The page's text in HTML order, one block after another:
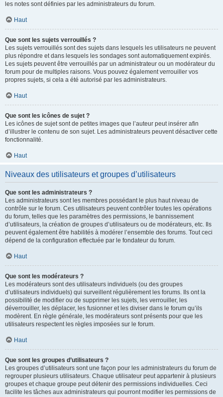
les notes sont définies par les administrateurs du forum.
Haut
Que sont les sujets verrouillés ?
Les sujets verrouillés sont des sujets dans lesquels les utilisateurs ne peuvent
plus répondre et dans lesquels les sondages sont automatiquement expirés.
Les sujets peuvent être verrouillés par un administrateur ou un modérateur du
forum pour de multiples raisons. Vous pouvez également verrouiller vos
propres sujets, si cela a été autorisé par les administrateurs.
Haut
Que sont les icônes de sujet ?
Les icônes de sujet sont de petites images que l’auteur peut insérer afin
d’illustrer le contenu de son sujet. Les administrateurs peuvent désactiver cette
fonctionnalité.
Haut
Niveaux des utilisateurs et groupes d’utilisateurs
Que sont les administrateurs ?
Les administrateurs sont les membres possédant le plus haut niveau de
contrôle sur le forum. Ces utilisateurs peuvent contrôler toutes les opérations
du forum, telles que les paramètres des permissions, le bannissement
d’utilisateurs, la création de groupes d’utilisateurs ou de modérateurs, etc. Ils
peuvent également être habilités à modérer l’ensemble des forums. Tout ceci
dépend de la configuration effectuée par le fondateur du forum.
Haut
Que sont les modérateurs ?
Les modérateurs sont des utilisateurs individuels (ou des groupes
d’utilisateurs individuels) qui surveillent régulièrement les forums. Ils ont la
possibilité de modifier ou de supprimer les sujets, les verrouiller, les
déverrouiller, les déplacer, les fusionner et les diviser dans le forum qu’ils
modèrent. En règle générale, les modérateurs sont présents pour que les
utilisateurs respectent les règles imposées sur le forum.
Haut
Que sont les groupes d’utilisateurs ?
Les groupes d’utilisateurs sont une façon pour les administrateurs du forum de
regrouper plusieurs utilisateurs. Chaque utilisateur peut appartenir à plusieurs
groupes et chaque groupe peut détenir des permissions individuelles. Ceci
facilite les tâches aux administrateurs qui pourront modifier les permissions de